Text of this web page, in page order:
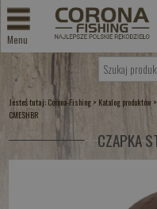
Menu
Jesteś tutaj: Corona-Fishing > Katalog produktów >
CMESHBR
CZAPKA